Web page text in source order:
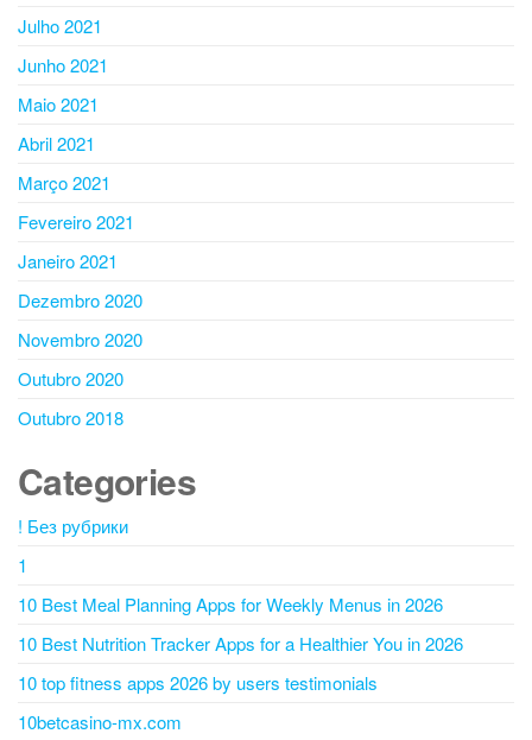
Julho 2021
Junho 2021
Maio 2021
Abril 2021
Março 2021
Fevereiro 2021
Janeiro 2021
Dezembro 2020
Novembro 2020
Outubro 2020
Outubro 2018
Categories
! Без рубрики
1
10 Best Meal Planning Apps for Weekly Menus in 2026
10 Best Nutrition Tracker Apps for a Healthier You in 2026
10 top fitness apps 2026 by users testimonials
10betcasino-mx.com